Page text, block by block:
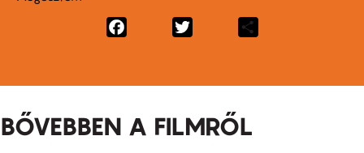
Facebook
BŐVEBBEN A FILMRŐL